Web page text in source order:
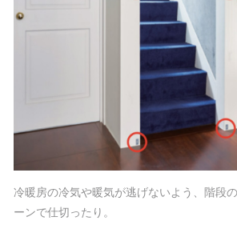
冷暖房の冷気や暖気が逃げないよう、階段
ーンで仕切ったり。